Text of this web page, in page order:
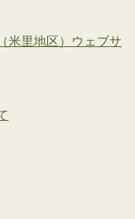
米里地区）ウェブサ